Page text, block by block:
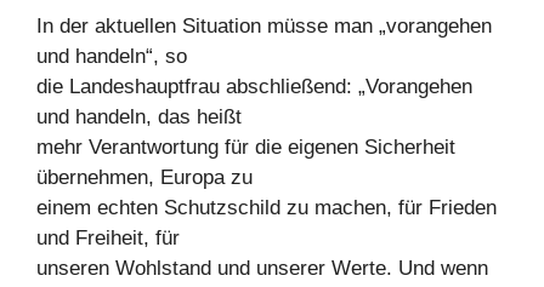
In der aktuellen Situation müsse man „vorangehen
und handeln“, so
die Landeshauptfrau abschließend: „Vorangehen
und handeln, das heißt
mehr Verantwortung für die eigenen Sicherheit
übernehmen, Europa zu
einem echten Schutzschild zu machen, für Frieden
und Freiheit, für
unseren Wohlstand und unserer Werte. Und wenn